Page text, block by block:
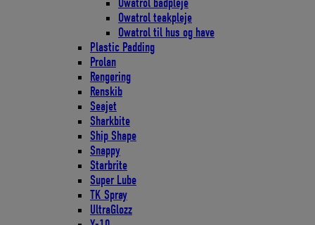
Owatrol bådpleje
Owatrol teakpleje
Owatrol til hus og have
Plastic Padding
Prolan
Rengøring
Renskib
Seajet
Sharkbite
Ship Shape
Snappy
Starbrite
Super Lube
TK Spray
UltraGlozz